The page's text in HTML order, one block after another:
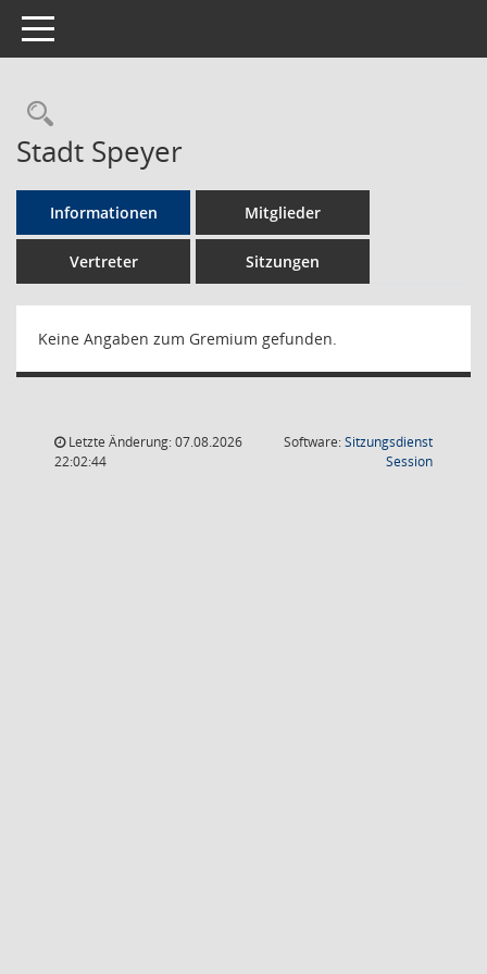
Toggle navigation
Rechercheauswahl
Stadt Speyer
Informationen Mitglieder
Vertreter Sitzungen
Keine Angaben zum Gremium gefunden.
Letzte Änderung: 07.08.2026
22:02:44
Software:Sitzungsdienst
Session(Wird in